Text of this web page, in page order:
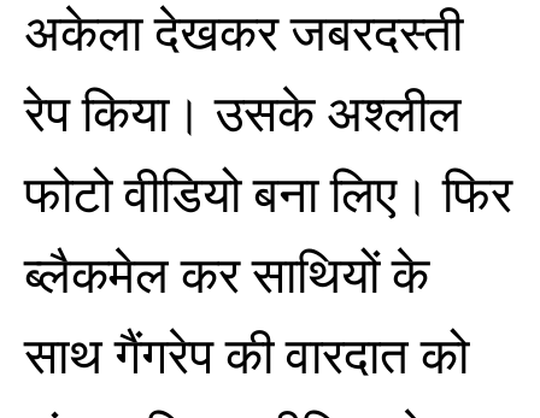
अकेला देखकर जबरदस्ती
रेप किया। उसके अश्लील
फोटो वीडियो बना लिए। फिर
ब्लैकमेल कर साथियों के
साथ गैंगरेप की वारदात को